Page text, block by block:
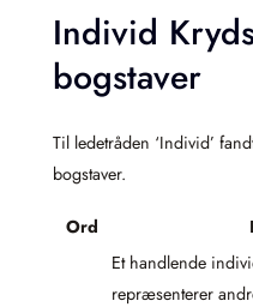
Individ
bogstaver
Til ledetråden ‘Individ’
bogstaver.
Ord
Et handlende
repræsenterer